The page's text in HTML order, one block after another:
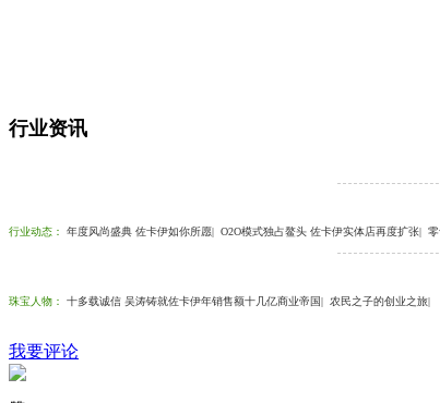
行业资讯
行业动态 ： 年度风尚盛典 佐卡伊如你所愿| O2O模式独占鳌头 佐卡伊实体店再度扩张|
珠宝人物 ： 十多载诚信 吴涛铸就佐卡伊年销售额十几亿商业帝国| 农民之子的创业之旅|
我要评论